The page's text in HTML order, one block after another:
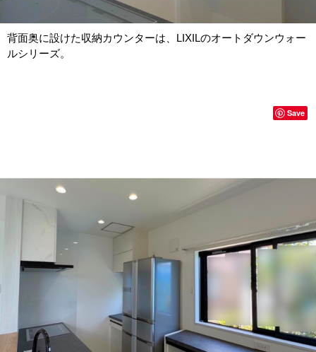
背面奥に設けた収納カウンターは、LIXILのオートダウンウォー
ルシリーズ。
Save